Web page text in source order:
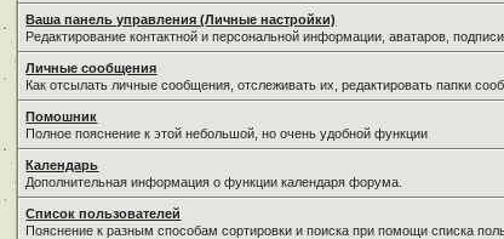
Ваша панель управления (Личные настройки)
Редактирование контактной и персональной информации, аватаров,
Личные сообщения
Как отсылать личные сообщения, отслеживать их, редактировать папки
Помошник
Полное пояснение к этой небольшой, но очень удобной функции
Календарь
Дополнительная информация о функции календаря форума.
Список пользователей
Пояснение к разным способам сортировки и поиска при помощи списка